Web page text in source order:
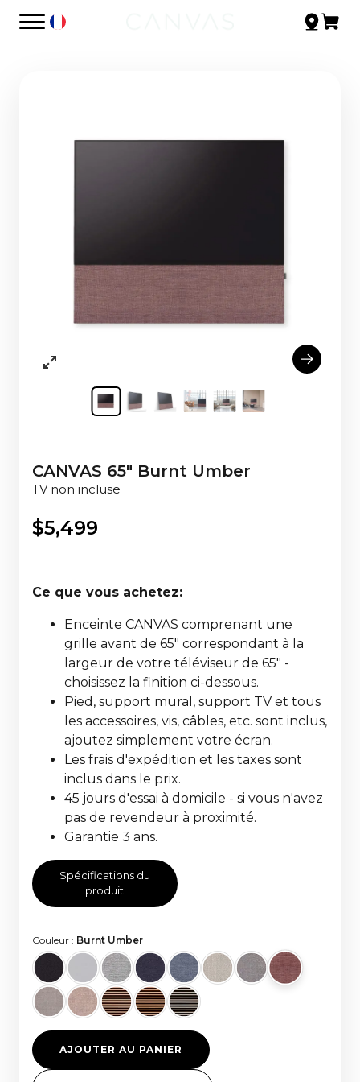
CANVAS 65" Burnt Umber
TV non incluse
$5,499
Ce que vous achetez:
Enceinte CANVAS comprenant une
grille avant de 65" correspondant à la
largeur de votre téléviseur de 65" -
choisissez la finition ci-dessous.
Pied, support mural, support TV et tous
les accessoires, vis, câbles, etc. sont inclus,
ajoutez simplement votre écran.
Les frais d'expédition et les taxes sont
inclus dans le prix.
45 jours d'essai à domicile - si vous n'avez
pas de revendeur à proximité.
Garantie 3 ans.
Spécifications du
produit
Couleur : Burnt Umber
AJOUTER AU PANIER